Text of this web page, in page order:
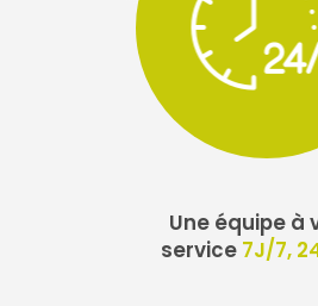
Une équipe à
service 7J/7,